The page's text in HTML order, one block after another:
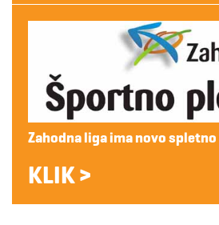
Zahodna liga ima novo
KLIK >